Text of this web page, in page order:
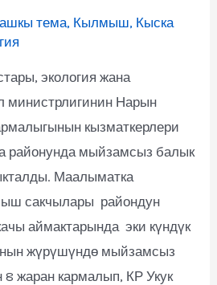
тема, Кылмыш, Кыска
экология жана
министрлигинин Нарын
кызматкерлери
районунда мыйзамсыз балык
Маалыматка
сакчылары райондун
аймактарында эки күндүк
жүрүшүндө мыйзамсыз
8 жаран кармалып, КР Укук